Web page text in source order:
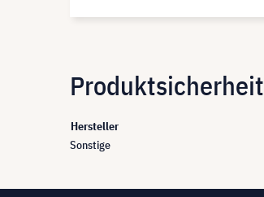
Produktsicherheit
Hersteller
Sonstige